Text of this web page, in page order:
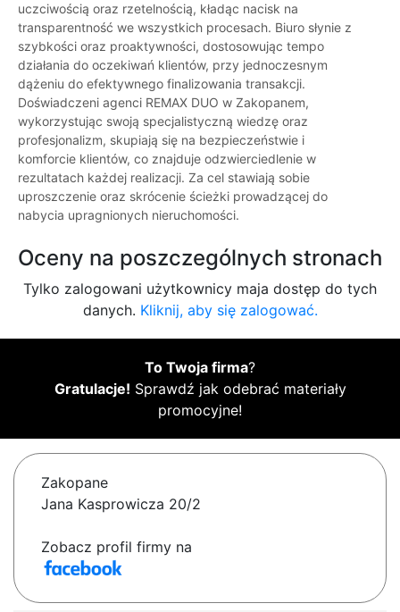
uczciwością oraz rzetelnością, kładąc nacisk na
transparentność we wszystkich procesach. Biuro słynie z
szybkości oraz proaktywności, dostosowując tempo
działania do oczekiwań klientów, przy jednoczesnym
dążeniu do efektywnego finalizowania transakcji.
Doświadczeni agenci REMAX DUO w Zakopanem,
wykorzystując swoją specjalistyczną wiedzę oraz
profesjonalizm, skupiają się na bezpieczeństwie i
komforcie klientów, co znajduje odzwierciedlenie w
rezultatach każdej realizacji. Za cel stawiają sobie
uproszczenie oraz skrócenie ścieżki prowadzącej do
nabycia upragnionych nieruchomości.
Oceny na poszczególnych stronach
Tylko zalogowani użytkownicy maja dostęp do tych
danych. Kliknij, aby się zalogować.
To Twoja firma?
Gratulacje! Sprawdź jak odebrać materiały
promocyjne!
Zakopane
Jana Kasprowicza 20/2
Zobacz profil firmy na